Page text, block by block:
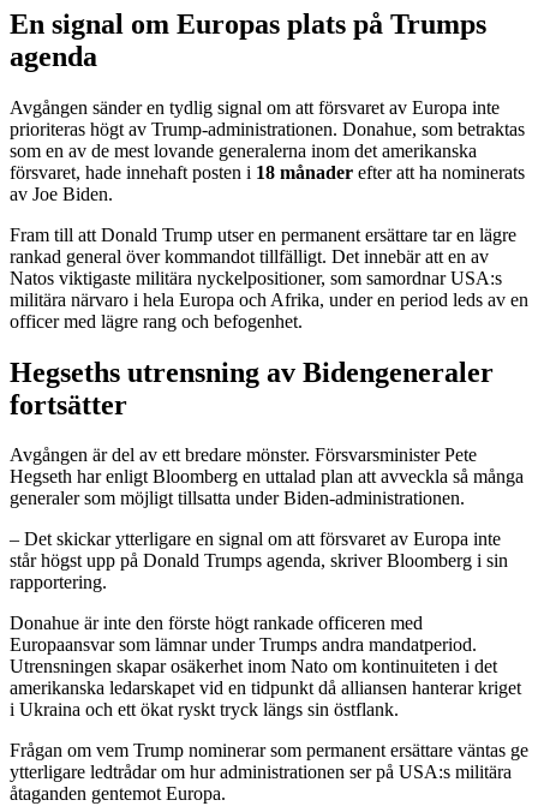
En signal om Europas plats på Trumps
agenda
Avgången sänder en tydlig signal om att försvaret av Europa inte
prioriteras högt av Trump-administrationen. Donahue, som betraktas
som en av de mest lovande generalerna inom det amerikanska
försvaret, hade innehaft posten i 18 månader efter att ha nominerats
av Joe Biden.
Fram till att Donald Trump utser en permanent ersättare tar en lägre
rankad general över kommandot tillfälligt. Det innebär att en av
Natos viktigaste militära nyckelpositioner, som samordnar USA:s
militära närvaro i hela Europa och Afrika, under en period leds av en
officer med lägre rang och befogenhet.
Hegseths utrensning av Bidengeneraler
fortsätter
Avgången är del av ett bredare mönster. Försvarsminister Pete
Hegseth har enligt Bloomberg en uttalad plan att avveckla så många
generaler som möjligt tillsatta under Biden-administrationen.
– Det skickar ytterligare en signal om att försvaret av Europa inte
står högst upp på Donald Trumps agenda, skriver Bloomberg i sin
rapportering.
Donahue är inte den förste högt rankade officeren med
Europaansvar som lämnar under Trumps andra mandatperiod.
Utrensningen skapar osäkerhet inom Nato om kontinuiteten i det
amerikanska ledarskapet vid en tidpunkt då alliansen hanterar kriget
i Ukraina och ett ökat ryskt tryck längs sin östflank.
Frågan om vem Trump nominerar som permanent ersättare väntas ge
ytterligare ledtrådar om hur administrationen ser på USA:s militära
åtaganden gentemot Europa.